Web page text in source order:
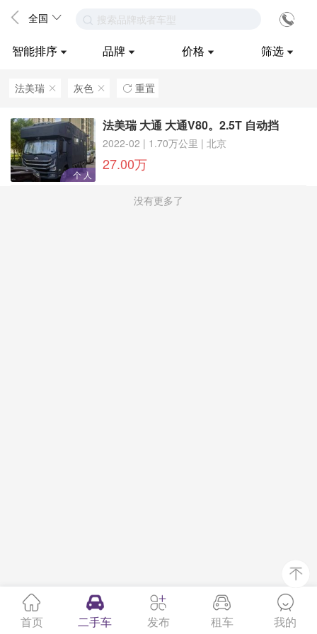
全国 搜索品牌或者车型
智能排序 品牌 价格 筛选
法美瑞 ဆ 灰色 ဆ  重置
个 人
法美瑞 大通 大通V80。2.5T 自动挡
2022-02 | 1.70万公里 | 北京
27.00万
没有更多了
首页 二手车 发布 租车 我的